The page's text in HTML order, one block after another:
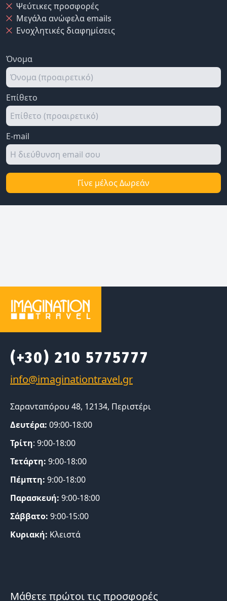
Ψεύτικες προσφορές
Μεγάλα ανώφελα emails
Ενοχλητικές διαφημίσεις
Όνομα
Επίθετο
E-mail
Γίνε μέλος Δωρεάν
(+30) 210 5775777
Σαρανταπόρου 48, 12134, Περιστέρι
Δευτέρα: 09:00-18:00
Τρίτη: 9:00-18:00
Τετάρτη: 9:00-18:00
Πέμπτη: 9:00-18:00
Παρασκευή: 9:00-18:00
Σάββατο: 9:00-15:00
Κυριακή: Κλειστά
Μάθετε πρώτοι τις προσφορές